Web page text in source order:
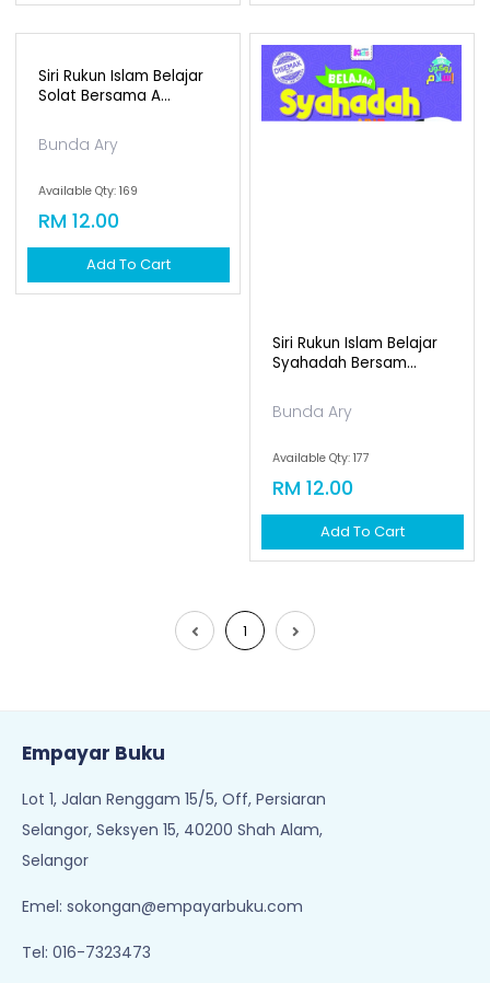
Siri Rukun Islam Belajar
Solat Bersama A...
Bunda Ary
Available Qty: 169
RM 12.00
Add To Cart
Siri Rukun Islam Belajar
Syahadah Bersam...
Bunda Ary
Available Qty: 177
RM 12.00
Add To Cart
1
Empayar Buku
Lot 1, Jalan Renggam 15/5, Off, Persiaran
Selangor, Seksyen 15, 40200 Shah Alam,
Selangor
Emel: sokongan@empayarbuku.com
Tel: 016-7323473